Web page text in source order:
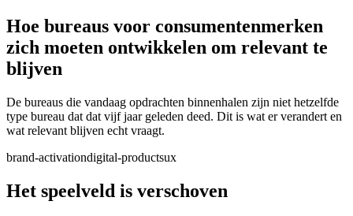
Hoe bureaus voor consumentenmerken
zich moeten ontwikkelen om relevant te
blijven
De bureaus die vandaag opdrachten binnenhalen zijn niet hetzelfde
type bureau dat dat vijf jaar geleden deed. Dit is wat er verandert en
wat relevant blijven echt vraagt.
brand-activationdigital-productsux
Het speelveld is verschoven